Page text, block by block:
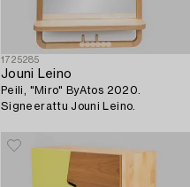
1725285
Jouni Leino
Peili, "Miro" ByAtos 2020.
Signeerattu Jouni Leino.